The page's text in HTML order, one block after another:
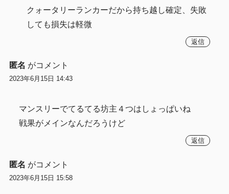
クォータリーランカーだから持ち越し確定、失敗
しても損失は軽微
返信
匿名 がコメント
2023年6月15日 14:43
マンスリーでてるてる坊主４つはしょっぱいね
戦果がメインなんだろうけど
返信
匿名 がコメント
2023年6月15日 15:58